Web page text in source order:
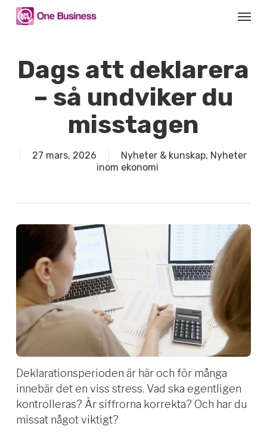
Menu
Dags att deklarera
– så undviker du
misstagen
27 mars, 2026 Nyheter & kunskap, Nyheter
inom ekonomi
Deklarationsperioden är här och för många
innebär det en viss stress. Vad ska egentligen
kontrolleras? Är siffrorna korrekta? Och har du
missat något viktigt?